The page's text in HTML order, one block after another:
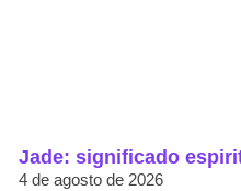
Jade: significado
4 de agosto de 2026